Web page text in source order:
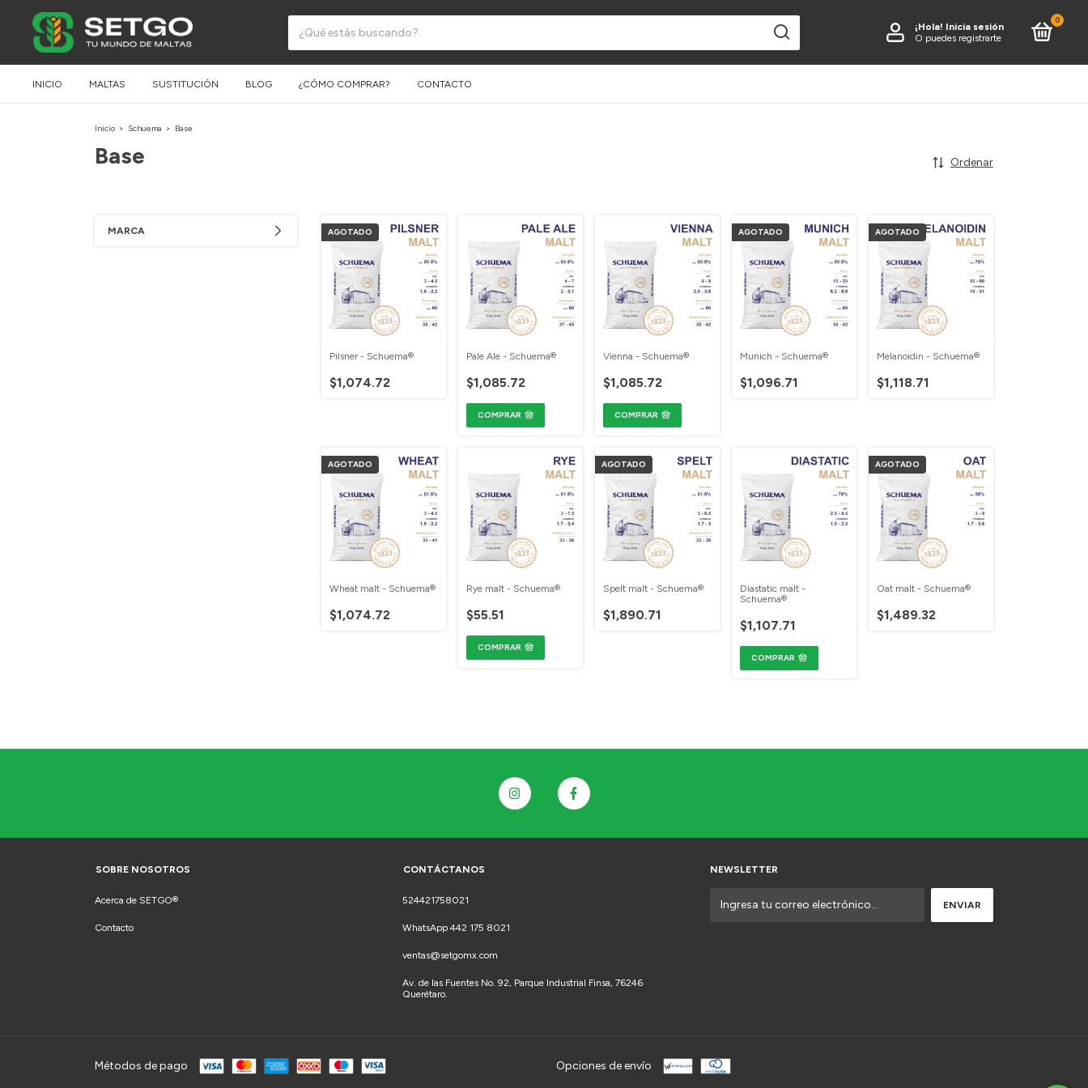
¡Hola! Inicia sesión
O puedes registrarte
0
INICIO MALTAS SUSTITUCIÓN BLOG ¿CÓMO COMPRAR? CONTACTO
Inicio > Schuema > Base
Base Ordenar
MARCA AGOTADO
Pilsner - Schuema®
$1,074.72
Pale Ale - Schuema®
$1,085.72
COMPRAR
Vienna - Schuema®
$1,085.72
COMPRAR
AGOTADO
Munich - Schuema®
$1,096.71
AGOTADO
Melanoidin - Schuema®
$1,118.71
AGOTADO
Wheat malt - Schuema®
$1,074.72
Rye malt - Schuema®
$55.51
COMPRAR
AGOTADO
Spelt malt - Schuema®
$1,890.71
Diastatic malt -
Schuema®
$1,107.71
COMPRAR
AGOTADO
Oat malt - Schuema®
$1,489.32
SOBRE NOSOTROS
Acerca de SETGO®
Contacto
CONTÁCTANOS
524421758021
WhatsApp 442 175 8021
ventas@setgomx.com
Av. de las Fuentes No. 92, Parque Industrial Finsa, 76246
Querétaro.
NEWSLETTER
Métodos de pago Opciones de envío